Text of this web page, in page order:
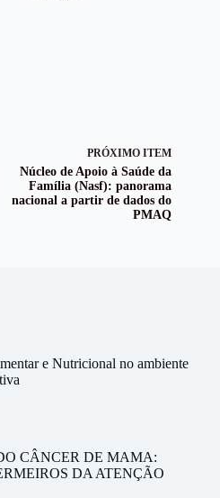
PRÓXIMO ITEM
Núcleo de Apoio à Saúde da
Família (Nasf): panorama
nacional a partir de dados do
PMAQ
e Nutricional no ambiente
CÂNCER DE MAMA:
DA ATENÇÃO